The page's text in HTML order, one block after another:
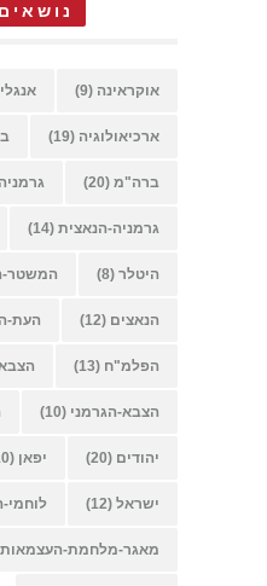
אוקראינה (9)
ארכיאולוגיה (19)
ברה"מ (20) גרמניה
גרמניה-הנאצית (14)
היטלר (8) המשטר-
הנאצים (12) העת-
הפלמ"ח (13)
הצבא-הגרמני (10)
יהודים (20) יפאן (10)
ישראל (12)
מאגר-מלחמת-העצמאות